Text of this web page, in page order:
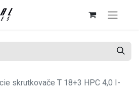
skrutkovače T 18+3 HPC 4,0 I-